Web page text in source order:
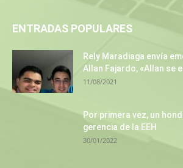
ENTRADAS POPULARES
Rely Maradiaga envía
Allan Fajardo, «Allan se
11/08/2021
Por primera vez, un
gerencia de la EEH
30/01/2022